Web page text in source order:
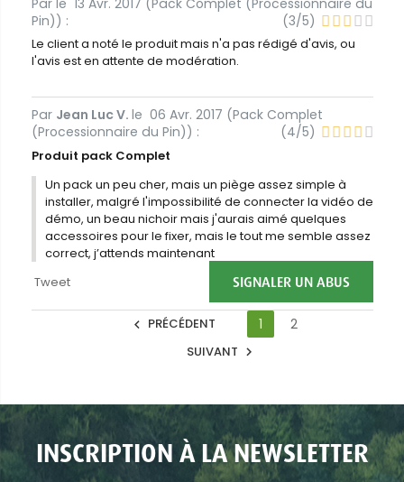
Pin)) : (3/5)
Le client a noté le produit mais n'a pas rédigé d'avis, ou
l'avis est en attente de modération.
Par Jean Luc V. le 06 Avr. 2017 (Pack Complet
(Processionnaire du Pin)) : (4/5)
Produit pack Complet
Un pack un peu cher, mais un piège assez simple à
installer, malgré l'impossibilité de connecter la vidéo de
démo, un beau nichoir mais j'aurais aimé quelques
accessoires pour le fixer, mais le tout me semble assez
correct, j’attends maintenant
Tweet
SIGNALER UN ABUS
 PRÉCÉDENT 1 2
SUIVANT 
INSCRIPTION À LA NEWSLETTER